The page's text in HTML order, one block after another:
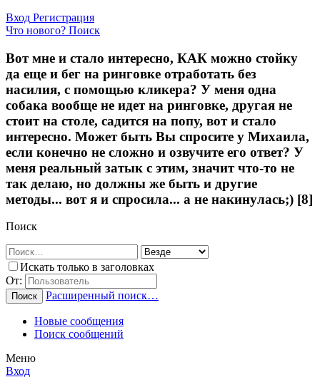
Вход Регистрация
Что нового? Поиск
Вот мне и стало интересно, КАК можно стойку
да еще и бег на ринговке отработать без
насилия, с помощью кликера? У меня одна
собака вообще не идет на ринговке, другая не
стоит на столе, садится на попу, вот и стало
интересно. Может быть Вы спросите у Михаила,
если конечно не сложно и озвучите его ответ? У
меня реальный затык с этим, значит что-то не
так делаю, но должны же быть и другие
методы... вот я и спросила... а не накинулась;) [8]
Поиск
Искать только в заголовках
От:
Поиск Расширенный поиск…
Новые сообщения
Поиск сообщений
Меню
Вход